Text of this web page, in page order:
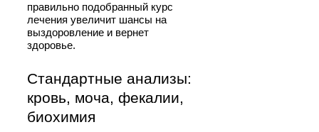
правильно подобранный курс
лечения увеличит шансы на
выздоровление и вернет
здоровье.
Стандартные анализы:
кровь, моча, фекалии,
биохимия